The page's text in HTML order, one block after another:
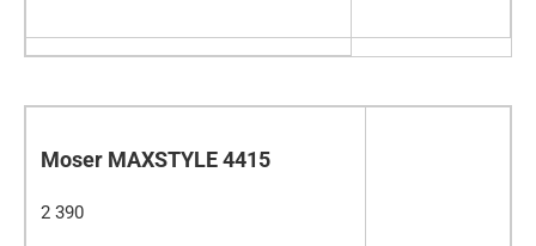
Moser MAXSTYLE 4415
2 390